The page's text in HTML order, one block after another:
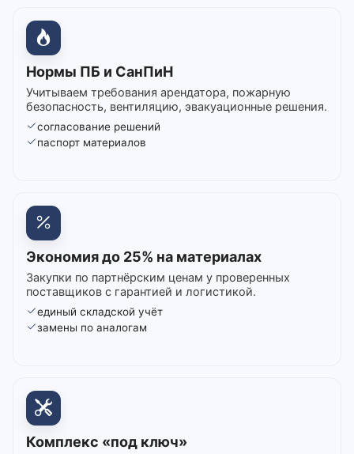
Нормы ПБ и СанПиН
Учитываем требования арендатора, пожарную
безопасность, вентиляцию, эвакуационные решения.
согласование решений
паспорт материалов
Экономия до 25% на материалах
Закупки по партнёрским ценам у проверенных
поставщиков с гарантией и логистикой.
единый складской учёт
замены по аналогам
Комплекс «под ключ»